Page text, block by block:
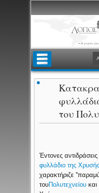
του
Έντονες
φυλλάδιο της
χαρακτήριζε
τουΠολυτεχνείου